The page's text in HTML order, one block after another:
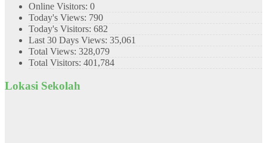
Online Visitors: 0
Today's Views: 790
Today's Visitors: 682
Last 30 Days Views: 35,061
Total Views: 328,079
Total Visitors: 401,784
Lokasi Sekolah